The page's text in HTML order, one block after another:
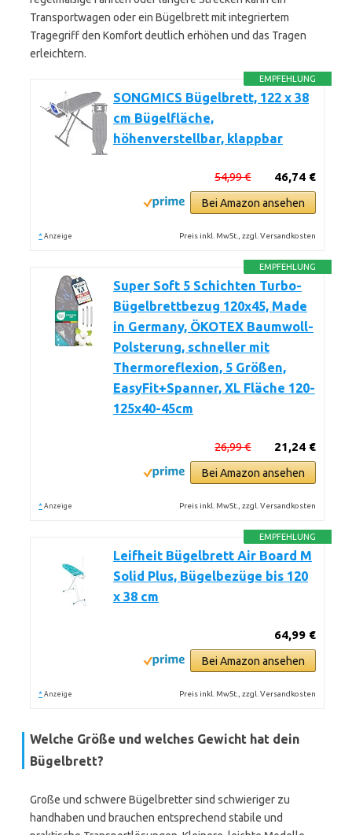
Transportwagen oder ein Bügelbrett mit integriertem
Tragegriff den Komfort deutlich erhöhen und das Tragen
erleichtern.
EMPFEHLUNG
SONGMICS Bügelbrett, 122 x 38
cm Bügelfläche,
höhenverstellbar, klappbar
46,74 €
54,99 €
Bei Amazon ansehen
* Anzeige Preis inkl. MwSt., zzgl. Versandkosten
EMPFEHLUNG
Super Soft 5 Schichten Turbo-
Bügelbrettbezug 120x45, Made
in Germany, ÖKOTEX Baumwoll-
Polsterung, schneller mit
Thermoreflexion, 5 Größen,
EasyFit+Spanner, XL Fläche 120-
125x40-45cm
21,24 €
26,99 €
Bei Amazon ansehen
* Anzeige Preis inkl. MwSt., zzgl. Versandkosten
EMPFEHLUNG
Leifheit Bügelbrett Air Board M
Solid Plus, Bügelbezüge bis 120
x 38 cm
64,99 €
Bei Amazon ansehen
* Anzeige Preis inkl. MwSt., zzgl. Versandkosten
Welche Größe und welches Gewicht hat dein
Bügelbrett?
Große und schwere Bügelbretter sind schwieriger zu
handhaben und brauchen entsprechend stabile und